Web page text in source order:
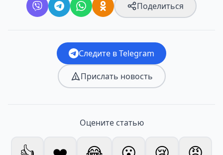
Поделиться
Следите в Telegram
Прислать новость
Оцените статью